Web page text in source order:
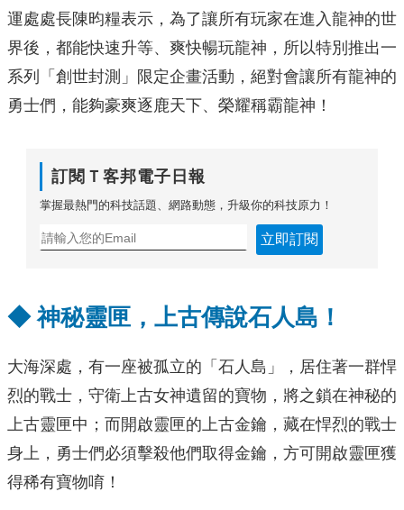
運處處長陳昀糧表示，為了讓所有玩家在進入龍神的世
界後，都能快速升等、爽快暢玩龍神，所以特別推出一
系列「創世封測」限定企畫活動，絕對會讓所有龍神的
勇士們，能夠豪爽逐鹿天下、榮耀稱霸龍神！
訂閱Ｔ客邦電子日報
掌握最熱門的科技話題、網路動態，升級你的科技原力！
立即訂閱
◆神秘靈匣，上古傳說石人島！
大海深處，有一座被孤立的「石人島」，居住著一群悍
烈的戰士，守衛上古女神遺留的寶物，將之鎖在神秘的
上古靈匣中；而開啟靈匣的上古金鑰，藏在悍烈的戰士
身上，勇士們必須擊殺他們取得金鑰，方可開啟靈匣獲
得稀有寶物唷！